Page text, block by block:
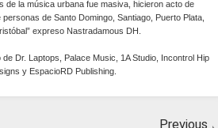
de la música urbana fue masiva, hicieron acto de
de Santo Domingo, Santiago, Puerto Plata,
expreso Nastradamous DH.
Dr. Laptops, Palace Music, 1A Studio, Incontrol Hip
y EspacioRD Publishing.
Previous